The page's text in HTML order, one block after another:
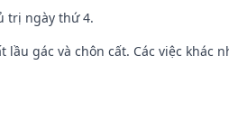
trị ngày thứ 4.
gác và chôn cất. Các việc khác